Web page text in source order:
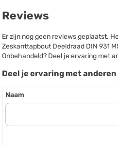
Reviews
Er zijn nog geen reviews geplaatst.
Zeskanttapbout Deeldraad DIN 931
Onbehandeld? Deel je ervaring met
Deel je ervaring met anderen
Naam